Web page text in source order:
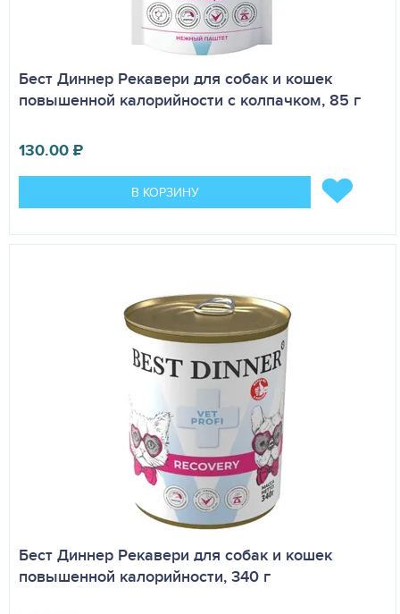
Бест Диннер Рекавери для собак и кошек
повышенной калорийности с колпачком, 85 г
130.00₽
В КОРЗИНУ
Бест Диннер Рекавери для собак и кошек
повышенной калорийности, 340 г